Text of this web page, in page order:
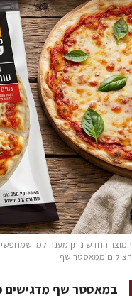
המוצר החדש נותן מענה למי
הצילום ממאסטר שף
במאסטר שף מדגישים